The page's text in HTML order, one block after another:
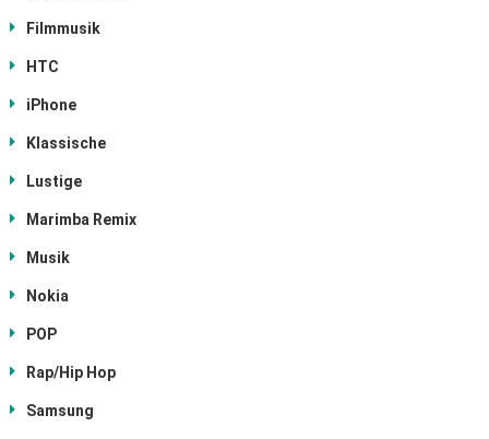
Filmmusik
HTC
iPhone
Klassische
Lustige
Marimba Remix
Musik
Nokia
POP
Rap/Hip Hop
Samsung